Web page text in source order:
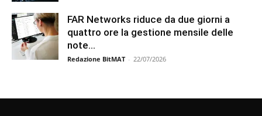
FAR Networks riduce da due giorni a
quattro ore la gestione mensile delle
note...
Redazione BitMAT - 22/07/2026